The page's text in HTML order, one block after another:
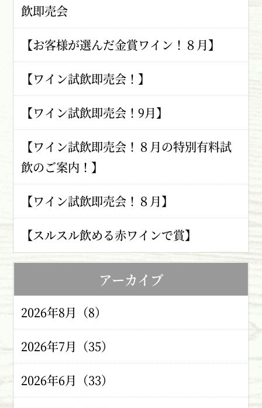
飲即売会
【お客様が選んだ金賞ワイン！８月】
【ワイン試飲即売会！】
【ワイン試飲即売会！9月】
【ワイン試飲即売会！８月の特別有料試
飲のご案内！】
【ワイン試飲即売会！８月】
【スルスル飲める赤ワインで賞】
アーカイブ
2026年8月（8）
2026年7月（35）
2026年6月（33）